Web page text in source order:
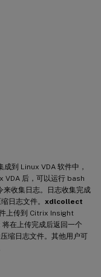
成到 Linux VDA 软件中，
VDA 后，可以运行 bash
来收集日志。日志收集完成
日志文件。 xdlcollect
上传到 Citrix Insight
将在上传完成后返回一个
缩日志文件。其他用户可